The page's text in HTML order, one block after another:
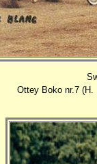
Ottey Boko nr.7